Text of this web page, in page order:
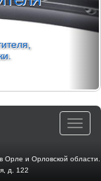
Toggle
Орле и Орловской области.
д. 122